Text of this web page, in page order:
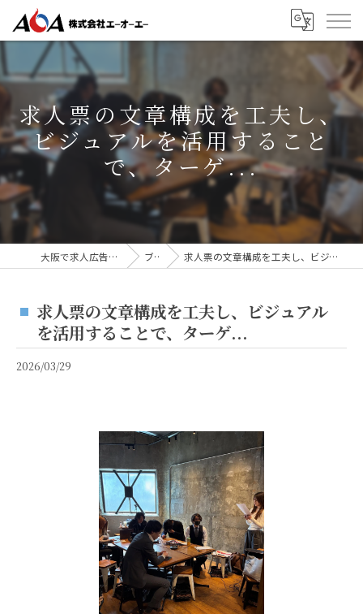
求人票の文章構成を工夫し、
ビジュアルを活用すること
で、ターゲ...
大阪で求人広告なら株式会社AOA ブログ 求人票の文章構成を工夫し、ビジュアルを活用することで、ターゲ...
求人票の文章構成を工夫し、ビジュアル
を活用することで、ターゲ...
2026/03/29